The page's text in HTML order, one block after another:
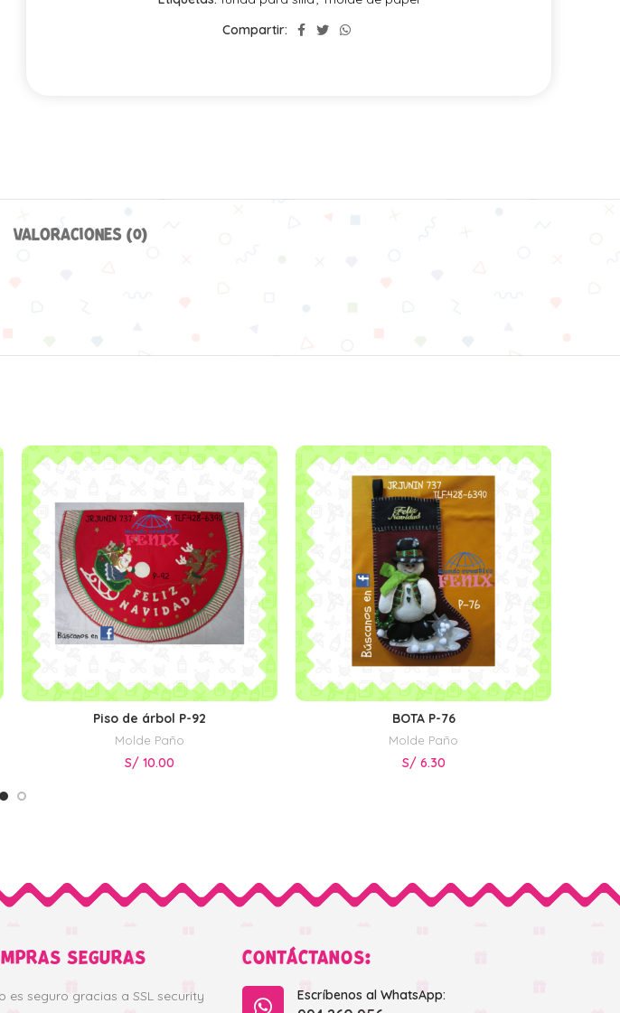
Compartir:
VALORACIONES (0)
AÑADIR AL CARRITO
Piso de árbol P-92
Molde Paño
S/ 10.00
AÑADIR AL CARRITO
BOTA P-76
Molde Paño
S/6.30
SEGURAS
es seguro gracias a SSL security
CONTÁCTANOS:
Escríbenos al WhatsApp: